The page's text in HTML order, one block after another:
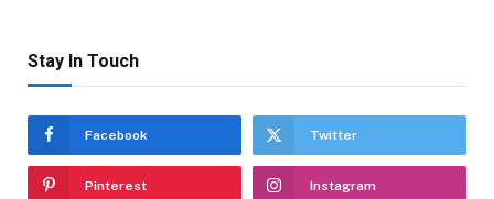
Stay In Touch
Facebook Twitter
Pinterest Instagram